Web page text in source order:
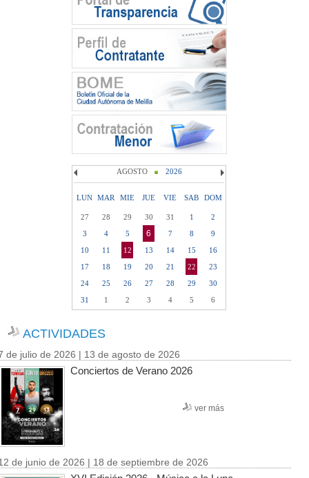
AGOSTO 2026
LUN MAR MIE JUE VIE SAB DOM
27 28 29 30 31 1
2
3
4 5 6 7 8
9
10
11 12 13 14 15
16
17
18 19 20 21 22
23
24
25 26 27 28 29
30
31
1 2 3 4 5 6
ACTIVIDADES
de julio de 2026 | 13 de agosto de 2026
Conciertos de Verano 2026
ver más
de junio de 2026 | 18 de septiembre de 2026